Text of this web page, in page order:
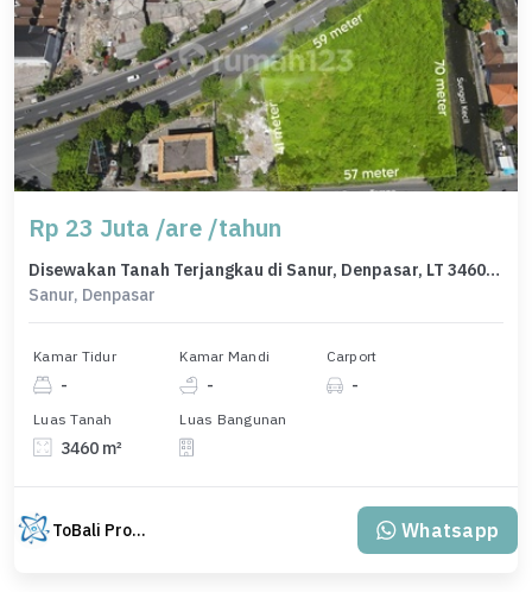
Rp 23 Juta /are /tahun
Disewakan Tanah Terjangkau di Sanur, Denpasar, LT 3460m²
Sanur, Denpasar
Kamar Tidur
-
Kamar Mandi
-
Carport
-
Luas Tanah
3460 m²
Luas Bangunan
ToBali Property Whatsapp